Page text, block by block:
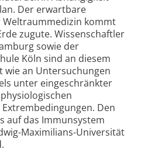
Der erwartbare
kommt
zugute. Wissenschaftler
sowie der
Köln sind an diesem
wie an Untersuchungen
unter eingeschränkter
Den
auf das Immunsystem
Maximilians-Universität